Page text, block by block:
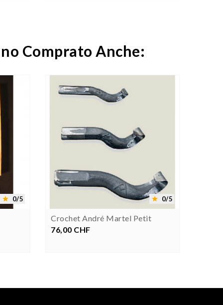
Comprato Anche:
 0/5  0/5
Crochet André Martel Petit
Prezzo
76,00 CHF
 